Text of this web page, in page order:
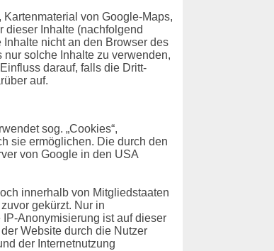
von Google-Maps,
dieser Inhalte (nachfolgend
nicht an den Browser des
solche Inhalte zu verwenden,
darauf, falls die Dritt-
auf.
sog. „Cookies“,
sie ermöglichen. Die durch den
von Google in den USA
innerhalb von Mitgliedstaaten
gekürzt. Nur in
Anonymisierung ist auf dieser
Website durch die Nutzer
der Internetnutzung